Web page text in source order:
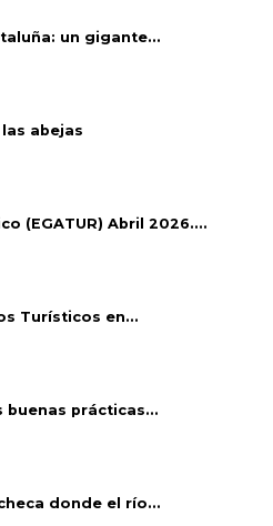
un gigante...
abejas
(EGATUR) Abril 2026....
Turísticos en...
buenas prácticas...
donde el río...